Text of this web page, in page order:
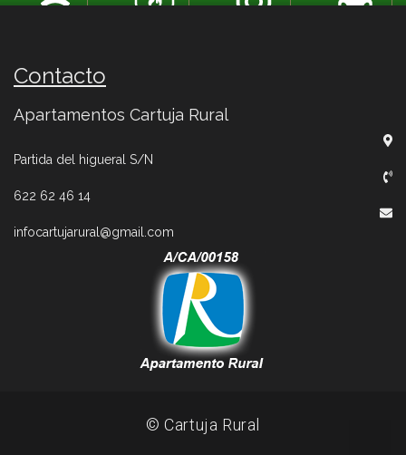
Contacto
Apartamentos Cartuja Rural
Partida del higueral S/N
622 62 46 14
infocartujarural@gmail.com
© Cartuja Rural